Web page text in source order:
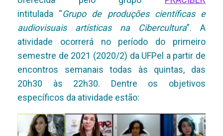
intitulada “Grupo de produções científicas e
audiovisuais artísticas na Cibercultura”. A
atividade ocorrerá no período do primeiro
semestre de 2021 (2020/2) da UFPel a partir de
encontros semanais todas às quintas, das
20h30 às 22h30. Dentre os objetivos
específicos da atividade estão: